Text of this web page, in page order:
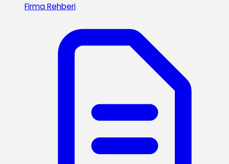
Firma Rehberi